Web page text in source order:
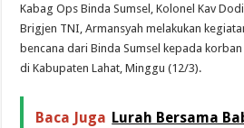
Kabag Ops Binda Sumsel, Kolonel Kav
Brigjen TNI, Armansyah melakukan
bencana dari Binda Sumsel kepada
di Kabupaten Lahat, Minggu (12/3).
Baca Juga Lurah Bersama